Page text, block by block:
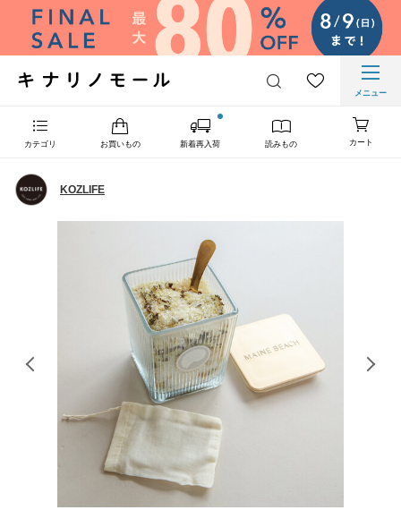
メニュー
カテゴリ お買いもの 新着再入荷 読みもの カート
KOZLIFE